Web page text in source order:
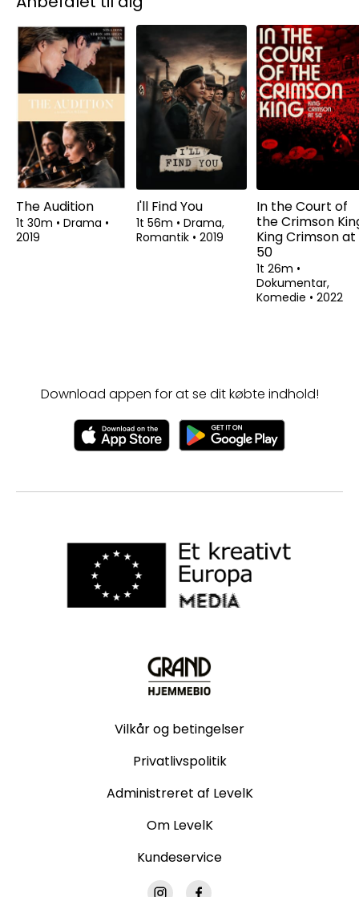
The Audition
1t 30m • Drama •
2019
I'll Find You
1t 56m • Drama,
Romantik • 2019
In the Court of
the Crimson
King Crimson at
50
1t 26m •
Dokumentar,
Komedie • 2022
Download appen for at se dit købte indhold!
Vilkår og betingelser
Privatlivspolitik
Administreret af LevelK
Om LevelK
Kundeservice